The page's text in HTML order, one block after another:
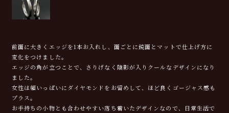
前面に大きくエッジを1本お入れし、面ごとに鏡面とマットで仕上げ方に
変化をつけました。
エッジの角が立つことで、さりげなく陰影が入りクールなデザインになり
ました。
女性は幅いっぱいにダイヤモンドをお留めして、ほど良くゴージャス感も
プラス。
お手持ちの小物とも合わせやすい落ち着いたデザインなので、日常生活で